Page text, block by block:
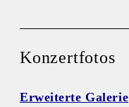
Konzertfotos
Erweiterte Galerie